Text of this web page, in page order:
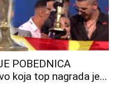
POBEDNICA
koja top nagrada je...